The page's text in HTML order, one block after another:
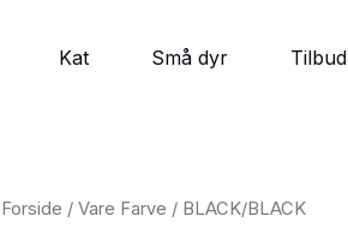
Kat Små dyr Tilbud
Forside / Vare Farve / BLACK/BLACK